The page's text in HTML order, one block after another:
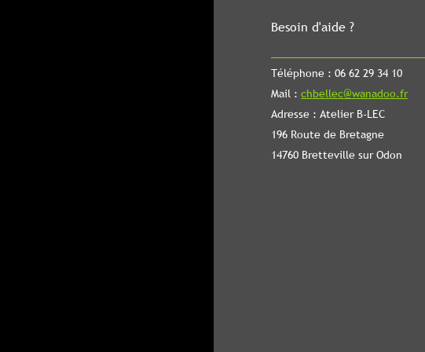
Besoin d'aide ?
Téléphone : 06 62 29 34 10
Mail : chbellec@wanadoo.fr
Adresse : Atelier B-LEC
196 Route de Bretagne
14760 Bretteville sur Odon